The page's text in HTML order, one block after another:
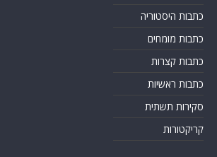
כתבות היסטוריה
כתבות מומחים
כתבות קצרות
כתבות ראשיות
סקירות תשתית
קריקטורות